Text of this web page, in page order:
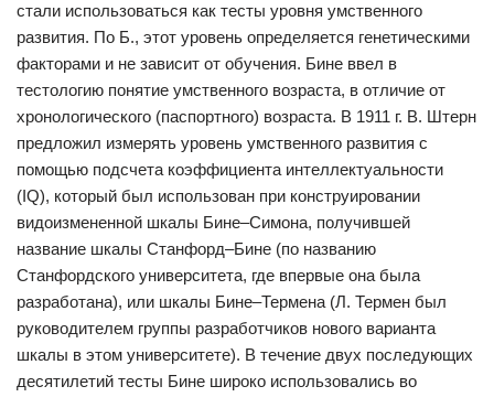
стали использоваться как тесты уровня умственного
развития. По Б., этот уровень определяется генетическими
факторами и не зависит от обучения. Бине ввел в
тестологию понятие умственного возраста, в отличие от
хронологического (паспортного) возраста. В 1911 г. В. Штерн
предложил измерять уровень умственного развития с
помощью подсчета коэффициента интеллектуальности
(IQ), который был использован при конструировании
видоизмененной шкалы Бине–Симона, получившей
название шкалы Станфорд–Бине (по названию
Станфордского университета, где впервые она была
разработана), или шкалы Бине–Термена (Л. Термен был
руководителем группы разработчиков нового варианта
шкалы в этом университете). В течение двух последующих
десятилетий тесты Бине широко использовались во